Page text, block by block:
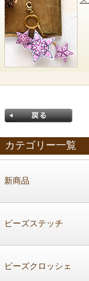
カテゴリー一覧
新商品
ビーズステッチ
ビーズクロッシェ